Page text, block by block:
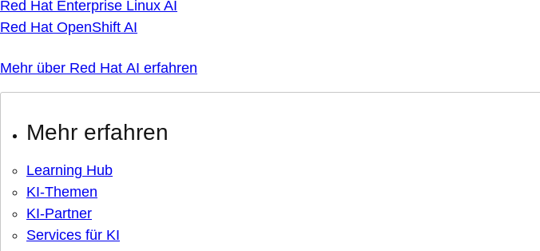
Red Hat Enterprise Linux AI
Red Hat OpenShift AI
Mehr über Red Hat AI erfahren
Mehr erfahren
Learning Hub
KI-Themen
KI-Partner
Services für KI